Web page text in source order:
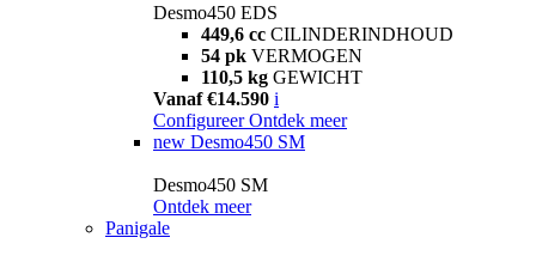
Desmo450 EDS
449,6 cc CILINDERINDHOUD
54 pk VERMOGEN
110,5 kg GEWICHT
Vanaf €14.590 i
Configureer Ontdek meer
new Desmo450 SM
Desmo450 SM
Ontdek meer
Panigale